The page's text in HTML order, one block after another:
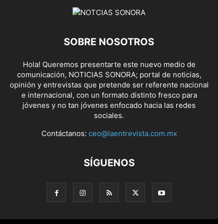
SOBRE NOSOTROS
Hola! Queremos presentarte este nuevo medio de
comunicación, NOTICIAS SONORA; portal de noticias,
opinión y entrevistas que pretende ser referente nacional
e internacional, con un formato distinto fresco para
jóvenes y no tan jóvenes enfocado hacia las redes
sociales.
Contáctanos: ceo@laentrevista.com.mx
SÍGUENOS